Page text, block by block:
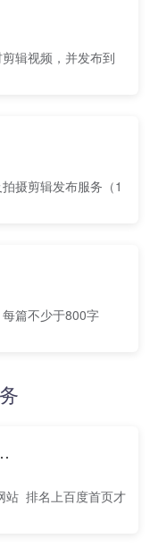
辑视频，并发布到
摄剪辑发布服务（1
篇不少于800字
，上首页才计费）
站 排名上百度首页才